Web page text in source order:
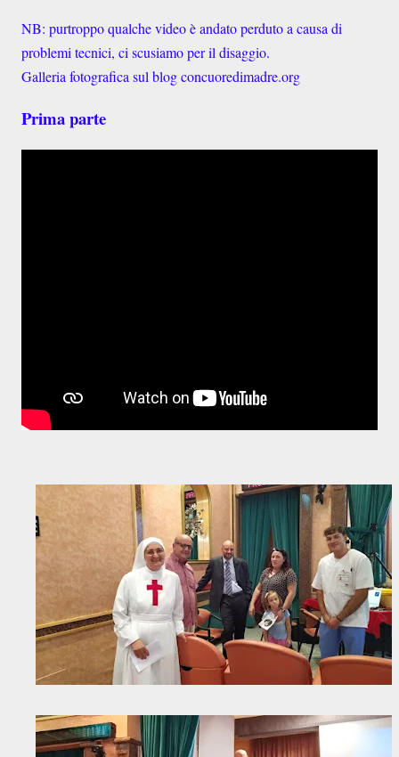
NB: purtroppo qualche video è andato perduto a causa di
problemi tecnici, ci scusiamo per il disaggio.
Galleria fotografica sul blog concuoredimadre.org
Prima parte